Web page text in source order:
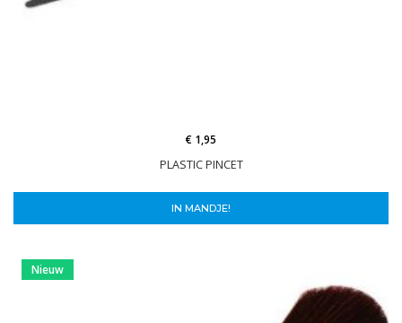
PLASTIC PINCET
€ 1,95
IN MANDJE!
Nieuw